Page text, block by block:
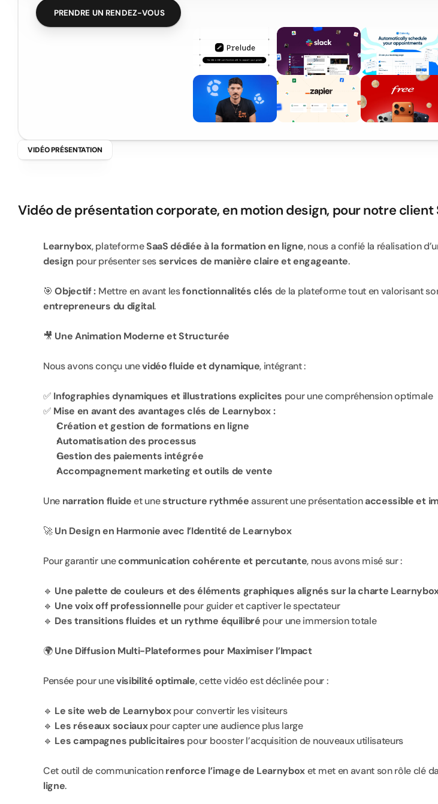
PRENDRE UN RENDEZ-VOUS
VIDÉO PRÉSENTATION
Vidéo de présentation corporate, en motion design, pour notre client
Learnybox, plateforme SaaS dédiée à la formation en ligne, nous a confié la réalisation
design pour présenter ses services de manière claire et engageante.
🎯 Objectif : Mettre en avant les fonctionnalités clés de la plateforme tout en valorisant
entrepreneurs du digital.
🎥 Une Animation Moderne et Structurée
Nous avons conçu une vidéo fluide et dynamique, intégrant :
✅ Infographies dynamiques et illustrations explicites pour une compréhension optimale
✅ Mise en avant des avantages clés de Learnybox :
Création et gestion de formations en ligne
Automatisation des processus
Gestion des paiements intégrée
Accompagnement marketing et outils de vente
Une narration fluide et une structure rythmée assurent une présentation accessible et
🚀 Un Design en Harmonie avec l’Identité de Learnybox
Pour garantir une communication cohérente et percutante, nous avons misé sur :
🔹 Une palette de couleurs et des éléments graphiques alignés sur la charte
🔹 Une voix off professionnelle pour guider et captiver le spectateur
🔹 Des transitions fluides et un rythme équilibré pour une immersion totale
🌍 Une Diffusion Multi-Plateformes pour Maximiser l’Impact
Pensée pour une visibilité optimale, cette vidéo est déclinée pour :
🔹 Le site web de Learnybox pour convertir les visiteurs
🔹 Les réseaux sociaux pour capter une audience plus large
🔹 Les campagnes publicitaires pour booster l’acquisition de nouveaux utilisateurs
Cet outil de communication renforce l’image de Learnybox et met en avant son rôle clé
ligne.